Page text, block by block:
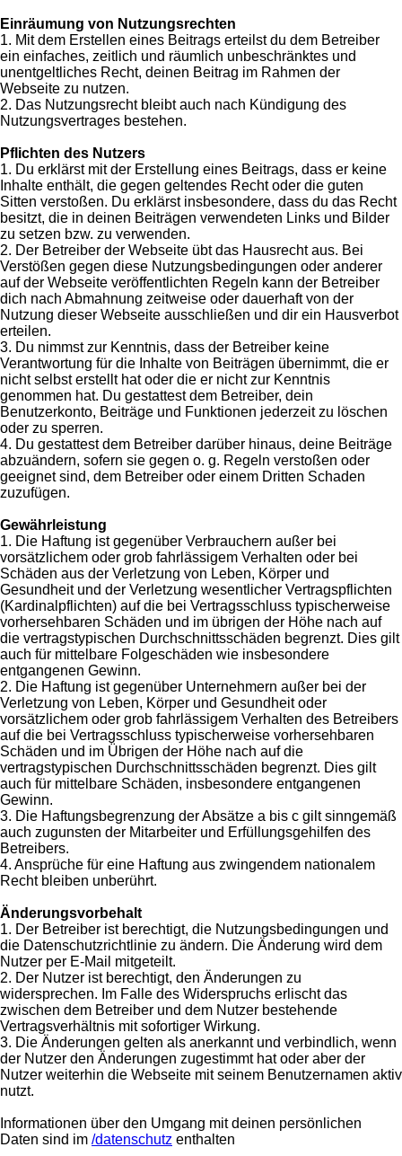
Einräumung von Nutzungsrechten
1. Mit dem Erstellen eines Beitrags erteilst du dem Betreiber
ein einfaches, zeitlich und räumlich unbeschränktes und
unentgeltliches Recht, deinen Beitrag im Rahmen der
Webseite zu nutzen.
2. Das Nutzungsrecht bleibt auch nach Kündigung des
Nutzungsvertrages bestehen.
Pflichten des Nutzers
1. Du erklärst mit der Erstellung eines Beitrags, dass er keine
Inhalte enthält, die gegen geltendes Recht oder die guten
Sitten verstoßen. Du erklärst insbesondere, dass du das Recht
besitzt, die in deinen Beiträgen verwendeten Links und Bilder
zu setzen bzw. zu verwenden.
2. Der Betreiber der Webseite übt das Hausrecht aus. Bei
Verstößen gegen diese Nutzungsbedingungen oder anderer
auf der Webseite veröffentlichten Regeln kann der Betreiber
dich nach Abmahnung zeitweise oder dauerhaft von der
Nutzung dieser Webseite ausschließen und dir ein Hausverbot
erteilen.
3. Du nimmst zur Kenntnis, dass der Betreiber keine
Verantwortung für die Inhalte von Beiträgen übernimmt, die er
nicht selbst erstellt hat oder die er nicht zur Kenntnis
genommen hat. Du gestattest dem Betreiber, dein
Benutzerkonto, Beiträge und Funktionen jederzeit zu löschen
oder zu sperren.
4. Du gestattest dem Betreiber darüber hinaus, deine Beiträge
abzuändern, sofern sie gegen o. g. Regeln verstoßen oder
geeignet sind, dem Betreiber oder einem Dritten Schaden
zuzufügen.
Gewährleistung
1. Die Haftung ist gegenüber Verbrauchern außer bei
vorsätzlichem oder grob fahrlässigem Verhalten oder bei
Schäden aus der Verletzung von Leben, Körper und
Gesundheit und der Verletzung wesentlicher Vertragspflichten
(Kardinalpflichten) auf die bei Vertragsschluss typischerweise
vorhersehbaren Schäden und im übrigen der Höhe nach auf
die vertragstypischen Durchschnittsschäden begrenzt. Dies gilt
auch für mittelbare Folgeschäden wie insbesondere
entgangenen Gewinn.
2. Die Haftung ist gegenüber Unternehmern außer bei der
Verletzung von Leben, Körper und Gesundheit oder
vorsätzlichem oder grob fahrlässigem Verhalten des Betreibers
auf die bei Vertragsschluss typischerweise vorhersehbaren
Schäden und im Übrigen der Höhe nach auf die
vertragstypischen Durchschnittsschäden begrenzt. Dies gilt
auch für mittelbare Schäden, insbesondere entgangenen
Gewinn.
3. Die Haftungsbegrenzung der Absätze a bis c gilt sinngemäß
auch zugunsten der Mitarbeiter und Erfüllungsgehilfen des
Betreibers.
4. Ansprüche für eine Haftung aus zwingendem nationalem
Recht bleiben unberührt.
Änderungsvorbehalt
1. Der Betreiber ist berechtigt, die Nutzungsbedingungen und
die Datenschutzrichtlinie zu ändern. Die Änderung wird dem
Nutzer per E-Mail mitgeteilt.
2. Der Nutzer ist berechtigt, den Änderungen zu
widersprechen. Im Falle des Widerspruchs erlischt das
zwischen dem Betreiber und dem Nutzer bestehende
Vertragsverhältnis mit sofortiger Wirkung.
3. Die Änderungen gelten als anerkannt und verbindlich, wenn
der Nutzer den Änderungen zugestimmt hat oder aber der
Nutzer weiterhin die Webseite mit seinem Benutzernamen aktiv
nutzt.
Informationen über den Umgang mit deinen persönlichen
Daten sind im /datenschutz enthalten